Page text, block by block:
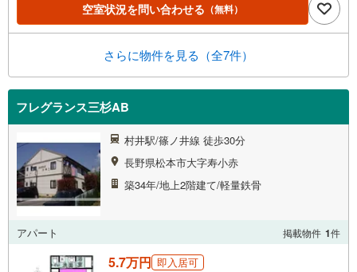
空室状況を問い合わせる （無料）
さらに物件を見る（全7件）
フレグランス三杉AB
村井駅/篠ノ井線 徒歩30分
長野県松本市大字寿小赤
築34年/地上2階建て/軽量鉄骨
アパート 掲載物件 1件
5.7万円 即入居可